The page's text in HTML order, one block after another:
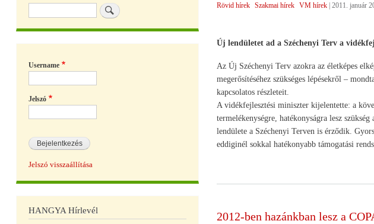
Rövid hírek Szakmai hírek VM hírek 2011. január
Új lendületet ad a Széchenyi Terv a
Az Új Széchenyi Terv azokra az életképes
megerősítéséhez szükséges lépésekről –
kapcsolatos részleteit.
A vidékfejlesztési miniszter kijelentette: a
termelékenységre, hatékonyságra lesz
lendülete a Széchenyi Terven is érződik.
eddiginél sokkal hatékonyabb támogatási
2012-ben hazánkban lesz a
Username
Jelszó
Jelszó visszaállítása
HANGYA Hírlevél